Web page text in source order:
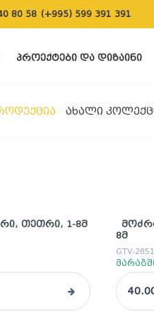
80 58 (+995) 599 391 391
ᲞᲠᲝᲔᲥᲢᲔᲑᲘ ᲓᲐ ᲓᲘᲖᲐᲘᲜᲘ
ᲐᲮᲐᲚᲘ
ᲗᲔᲗᲠᲘ, 1-8Მ
8Მ
GTV-